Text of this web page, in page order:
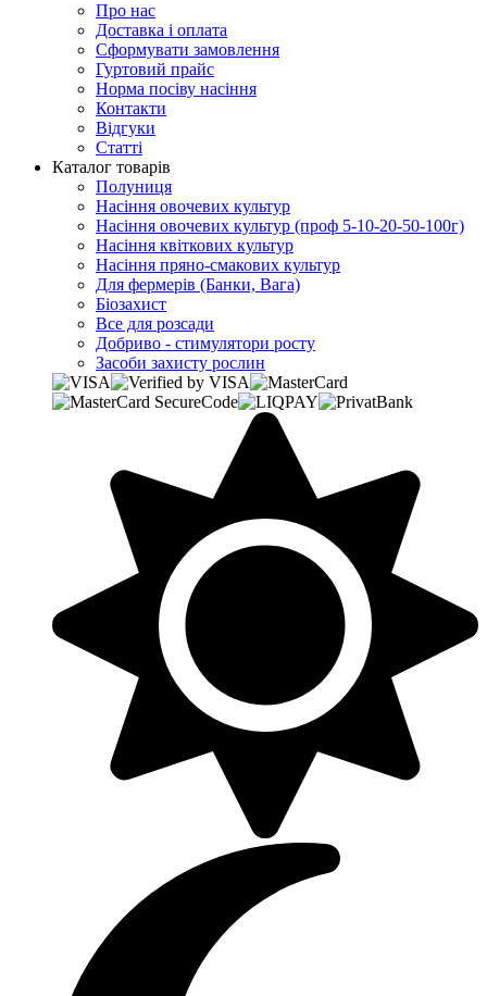
Про нас
Доставка і оплата
Сформувати замовлення
Гуртовий прайс
Норма посіву насіння
Контакти
Відгуки
Статті
Каталог товарів
Полуниця
Насіння овочевих культур
Насіння овочевих культур (проф 5-10-20-50-100г)
Насіння квіткових культур
Насіння пряно-смакових культур
Для фермерів (Банки, Вага)
Біозахист
Все для розсади
Добриво - стимулятори росту
Засоби захисту рослин